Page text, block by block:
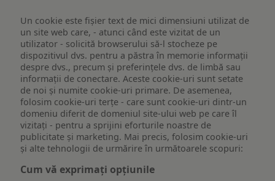
Un cookie este fişier text de mici dimensiuni utilizat de
un site web care, - atunci când este vizitat de un
utilizator - solicită browserului să-l stocheze pe
dispozitivul dvs. pentru a păstra în memorie informații
despre dvs., precum și preferințele dvs. de limbă sau
informații de conectare. Aceste cookie-uri sunt setate
de noi și numite cookie-uri primare. De asemenea,
folosim cookie-uri terțe - care sunt cookie-uri dintr-un
domeniu diferit de domeniul site-ului web pe care îl
vizitați - pentru a sprijini eforturile noastre de
publicitate și marketing. Mai precis, folosim cookie-uri
și alte tehnologii de urmărire în următoarele scopuri:
Cum vă exprimați opțiunile